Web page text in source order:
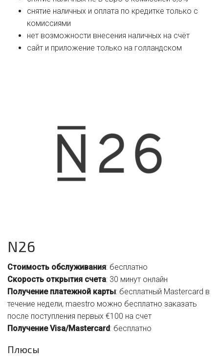
снятие наличных и оплата по кредитке только с
комиссиями
нет возможности внесения наличных на счёт
сайт и приложение только на голландском
N26
Стоимость обслуживания: бесплатно
Скорость открытия счета: 30 минут онлайн
Получение платежной карты: бесплатный Mastercard в
течение недели, maestro можно бесплатно заказать
после поступления первых €100 на счет
Получение Visa/Mastercard: бесплатно
Плюсы